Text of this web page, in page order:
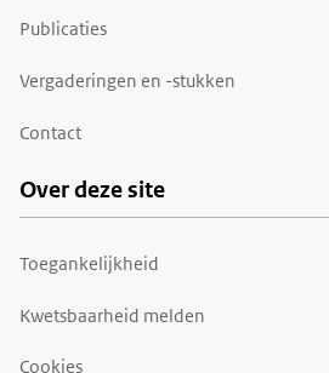
Publicaties
Vergaderingen en -stukken
Contact
Over deze site
Toegankelijkheid
Kwetsbaarheid melden
Cookies